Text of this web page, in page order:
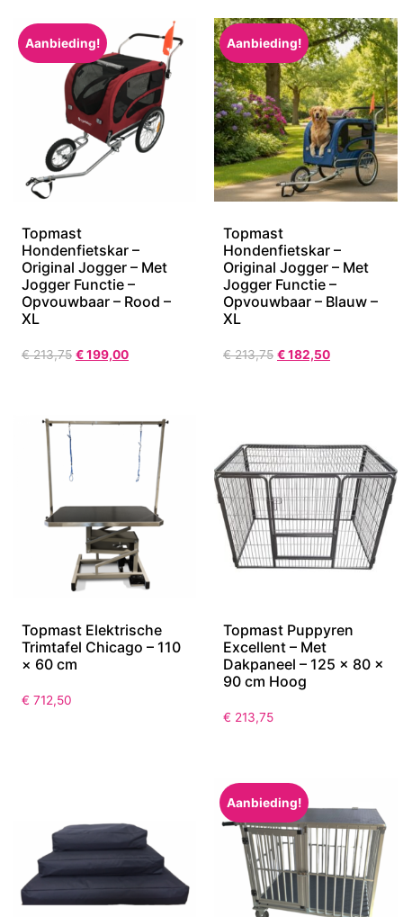
Aanbieding!
Topmast
Hondenfietskar –
Original Jogger – Met
Jogger Functie –
Opvouwbaar – Rood –
XL
€213,75 €199,00
Aanbieding!
Topmast
Hondenfietskar –
Original Jogger – Met
Jogger Functie –
Opvouwbaar – Blauw –
XL
€213,75 €182,50
Topmast Elektrische
Trimtafel Chicago – 110
× 60 cm
€ 712,50
Topmast Puppyren
Excellent – Met
Dakpaneel – 125 x 80 x
90 cm Hoog
€ 213,75
Aanbieding!